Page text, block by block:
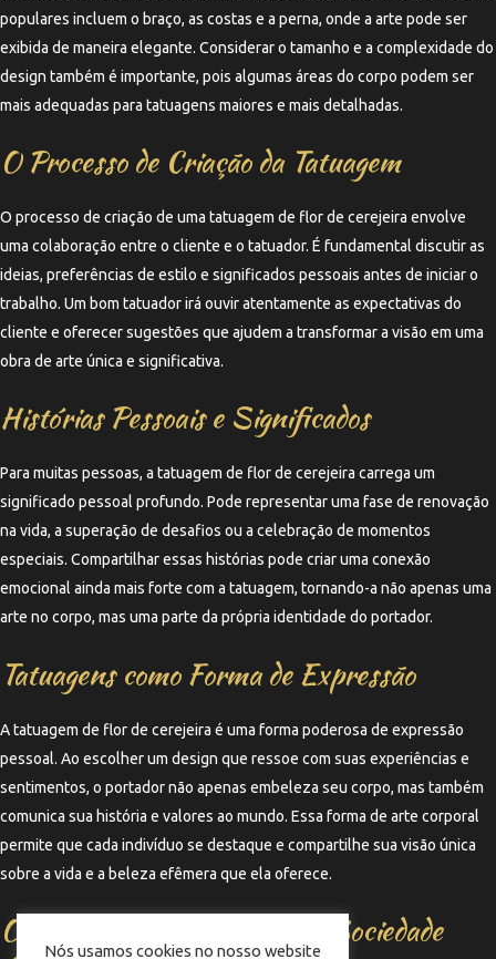
populares incluem o braço, as costas e a perna, onde a arte pode ser
exibida de maneira elegante. Considerar o tamanho e a complexidade do
design também é importante, pois algumas áreas do corpo podem ser
mais adequadas para tatuagens maiores e mais detalhadas.
O Processo de Criação da Tatuagem
O processo de criação de uma tatuagem de flor de cerejeira envolve
uma colaboração entre o cliente e o tatuador. É fundamental discutir as
ideias, preferências de estilo e significados pessoais antes de iniciar o
trabalho. Um bom tatuador irá ouvir atentamente as expectativas do
cliente e oferecer sugestões que ajudem a transformar a visão em uma
obra de arte única e significativa.
Histórias Pessoais e Significados
Para muitas pessoas, a tatuagem de flor de cerejeira carrega um
significado pessoal profundo. Pode representar uma fase de renovação
na vida, a superação de desafios ou a celebração de momentos
especiais. Compartilhar essas histórias pode criar uma conexão
emocional ainda mais forte com a tatuagem, tornando-a não apenas uma
arte no corpo, mas uma parte da própria identidade do portador.
Tatuagens como Forma de Expressão
A tatuagem de flor de cerejeira é uma forma poderosa de expressão
pessoal. Ao escolher um design que ressoe com suas experiências e
sentimentos, o portador não apenas embeleza seu corpo, mas também
comunica sua história e valores ao mundo. Essa forma de arte corporal
permite que cada indivíduo se destaque e compartilhe sua visão única
sobre a vida e a beleza efêmera que ela oferece.
O Impacto das Tatuagens na Sociedade
Nós usamos cookies no nosso website